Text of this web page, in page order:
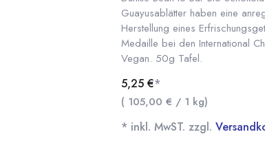
Guayusablätter haben eine
Herstellung eines
Medaille bei den International
Vegan. 50g Tafel.
5,25 €*
( 105,00 € / 1 kg)
* inkl. MwST. zzgl.